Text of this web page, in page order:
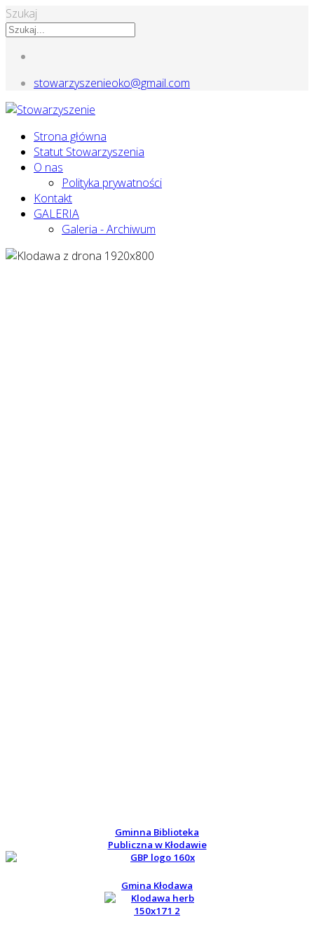
Szukaj
stowarzyszenieoko@gmail.com
Strona główna
Statut Stowarzyszenia
O nas
Polityka prywatności
Kontakt
GALERIA
Galeria - Archiwum
Gminna Biblioteka
Publiczna w Kłodawie
Gmina Kłodawa